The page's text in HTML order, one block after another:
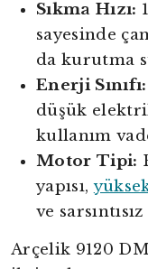
Sıkma Hızı:
sayesinde
da kurutma
Enerji Sınıfı:
düşük
kullanım
Motor Tipi:
yapısı,
ve
Arçelik 9120